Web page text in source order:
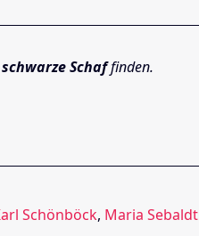
Schaffinden.
Schönböck, Maria Sebaldt